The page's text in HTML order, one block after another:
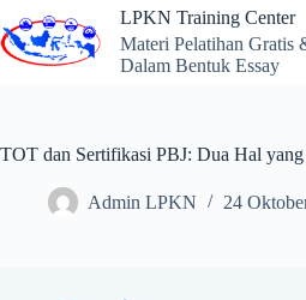
to
content
LPKN Training Center
Materi Pelatihan Gratis
Dalam Bentuk Essay
TOT dan Sertifikasi PBJ: Dua Hal
Admin LPKN 24